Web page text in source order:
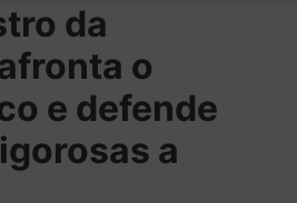
da
o
e defende
a